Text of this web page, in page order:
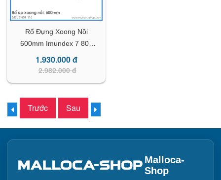
Rổ Đựng Xoong Nồi
600mm Imundex 7 809
116
1.930.000 đ
2.982.000 đ
Trước Sau
Malloca-
Shop